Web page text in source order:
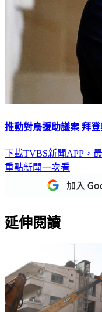
推動對烏援助議案 拜
下載TVBS新聞APP，
重點新聞一次看
延伸閱讀